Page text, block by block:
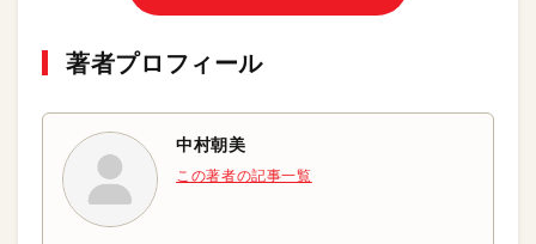
著者プロフィール
中村朝美
この著者の記事一覧